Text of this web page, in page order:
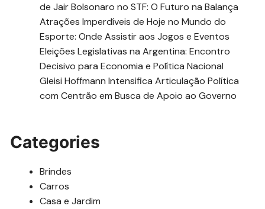
de Jair Bolsonaro no STF: O Futuro na Balança
Atrações Imperdíveis de Hoje no Mundo do
Esporte: Onde Assistir aos Jogos e Eventos
Eleições Legislativas na Argentina: Encontro
Decisivo para Economia e Política Nacional
Gleisi Hoffmann Intensifica Articulação Política
com Centrão em Busca de Apoio ao Governo
Categories
Brindes
Carros
Casa e Jardim